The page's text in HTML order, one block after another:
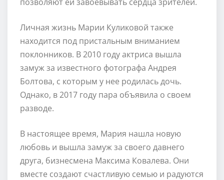
Личная жизнь Марии Куликовой также
находится под пристальным вниманием
поклонников. В 2010 году актриса вышла
замуж за известного фотографа Андрея
Болтова, с которым у нее родилась дочь.
Однако, в 2017 году пара объявила о своем
разводе.
В настоящее время, Мария нашла новую
любовь и вышла замуж за своего давнего
друга, бизнесмена Максима Ковалева. Они
вместе создают счастливую семью и радуются